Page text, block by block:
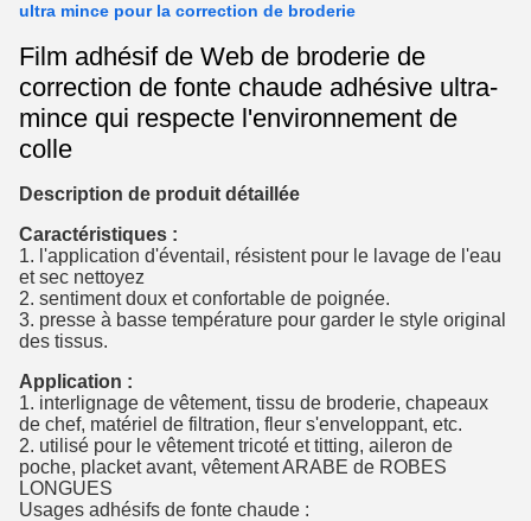
ultra mince pour la correction de broderie
Film adhésif de Web de broderie de
correction de fonte chaude adhésive ultra-
mince qui respecte l'environnement de
colle
Description de produit détaillée
Caractéristiques :
1. l'application d'éventail, résistent pour le lavage de l'eau
et sec nettoyez
2. sentiment doux et confortable de poignée.
3. presse à basse température pour garder le style original
des tissus.
Application :
1. interlignage de vêtement, tissu de broderie, chapeaux
de chef, matériel de filtration, fleur s'enveloppant, etc.
2. utilisé pour le vêtement tricoté et titting, aileron de
poche, placket avant, vêtement ARABE de ROBES
LONGUES
Usages adhésifs de fonte chaude :